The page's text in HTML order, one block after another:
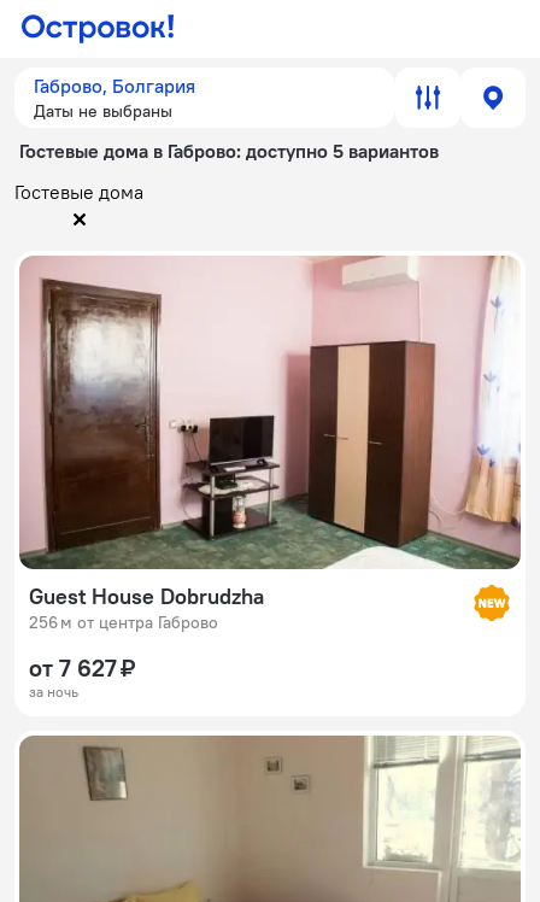
Габрово, Болгария
Даты не выбраны
Гостевые дома в Габрово: доступно 5 вариантов
Гостевые дома
Guest House Dobrudzha
256 м от центра Габрово
от 7 627 ₽
за ночь